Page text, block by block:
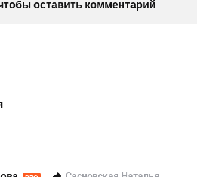
оставить комментарий